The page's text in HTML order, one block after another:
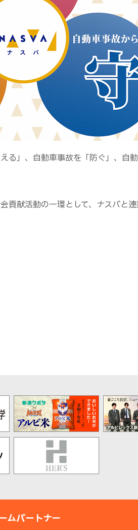
る」、自動車事故を「防ぐ」、自
貢献活動の一環として、ナスバと
ムパートナー